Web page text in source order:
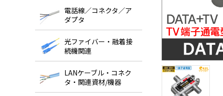
電話線／コネクタ／ア
ダプタ
光ファイバー・融着接
続機関連
LANケーブル・コネク
タ・関連資材/機器